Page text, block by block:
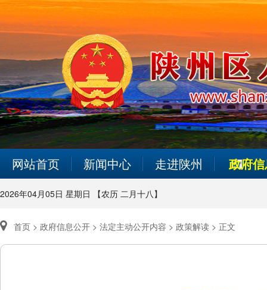
网站首页 新闻中心 走进陕州 政府
2026年04月05日 星期日 【农历 二月十八】
首页 > 政府信息公开 > 法定主动公开内容 > 政策解读 > 正文